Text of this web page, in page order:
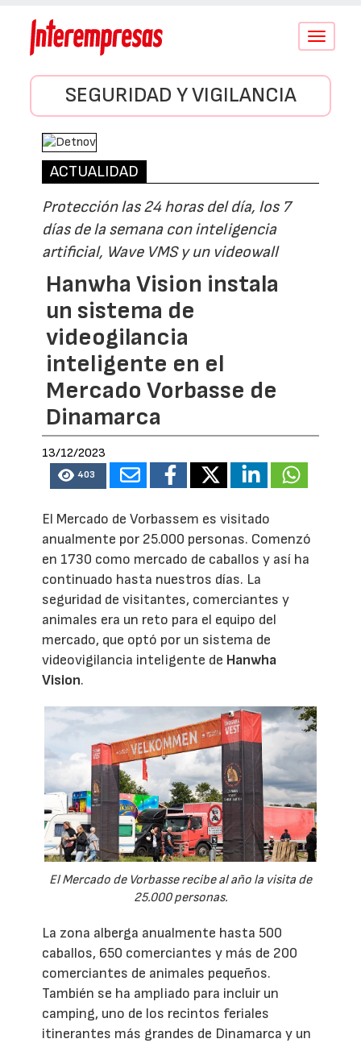
Conmutar
SEGURIDAD Y VIGILANCIA
ACTUALIDAD
Protección las 24 horas del día, los 7
días de la semana con inteligencia
artificial, Wave VMS y un videowall
Hanwha Vision instala
un sistema de
videogilancia
inteligente en el
Mercado Vorbasse de
Dinamarca
13/12/2023
403
El Mercado de Vorbassem es visitado
anualmente por 25.000 personas. Comenzó
en 1730 como mercado de caballos y así ha
continuado hasta nuestros días. La
seguridad de visitantes, comerciantes y
animales era un reto para el equipo del
mercado, que optó por un sistema de
videovigilancia inteligente de Hanwha
Vision.
El Mercado de Vorbasse recibe al año la visita de
25.000 personas.
La zona alberga anualmente hasta 500
caballos, 650 comerciantes y más de 200
comerciantes de animales pequeños.
También se ha ampliado para incluir un
camping, uno de los recintos feriales
itinerantes más grandes de Dinamarca y un